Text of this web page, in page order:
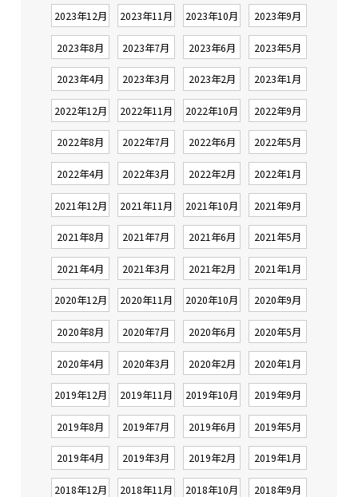
2023年12月 2023年11月 2023年10月 2023年9月
2023年8月 2023年7月 2023年6月 2023年5月
2023年4月 2023年3月 2023年2月 2023年1月
2022年12月 2022年11月 2022年10月 2022年9月
2022年8月 2022年7月 2022年6月 2022年5月
2022年4月 2022年3月 2022年2月 2022年1月
2021年12月 2021年11月 2021年10月 2021年9月
2021年8月 2021年7月 2021年6月 2021年5月
2021年4月 2021年3月 2021年2月 2021年1月
2020年12月 2020年11月 2020年10月 2020年9月
2020年8月 2020年7月 2020年6月 2020年5月
2020年4月 2020年3月 2020年2月 2020年1月
2019年12月 2019年11月 2019年10月 2019年9月
2019年8月 2019年7月 2019年6月 2019年5月
2019年4月 2019年3月 2019年2月 2019年1月
2018年12月 2018年11月 2018年10月 2018年9月